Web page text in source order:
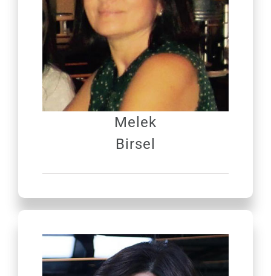
Melek
Birsel